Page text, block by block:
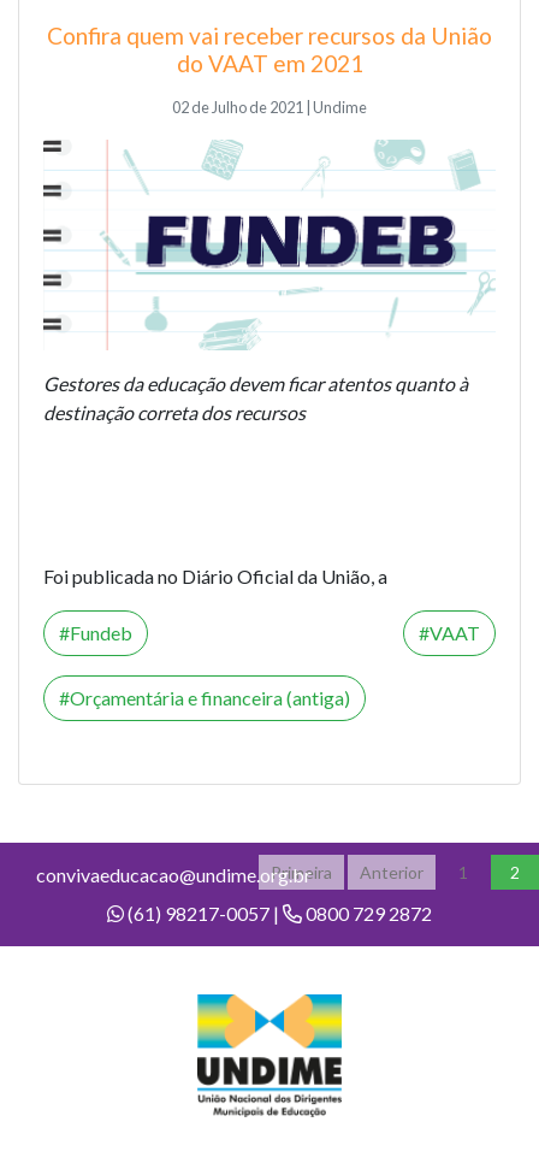
Confira quem vai receber recursos da União
do VAAT em 2021
02 de Julho de 2021 | Undime
Gestores da educação devem ficar atentos quanto à
destinação correta dos recursos
Foi publicada no Diário Oficial da União, a
Fundeb VAAT
Orçamentária e financeira (antiga)
Primeira Anterior 1 2
convivaeducacao@undime.org.br
(61) 98217-0057 |
0800 729 2872